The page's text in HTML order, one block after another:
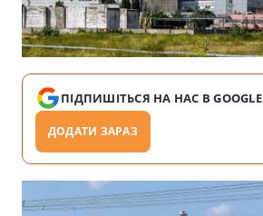
ПІДПИШІТЬСЯ НА НАС В GOOGLE
ДОДАТИ ЗАРАЗ